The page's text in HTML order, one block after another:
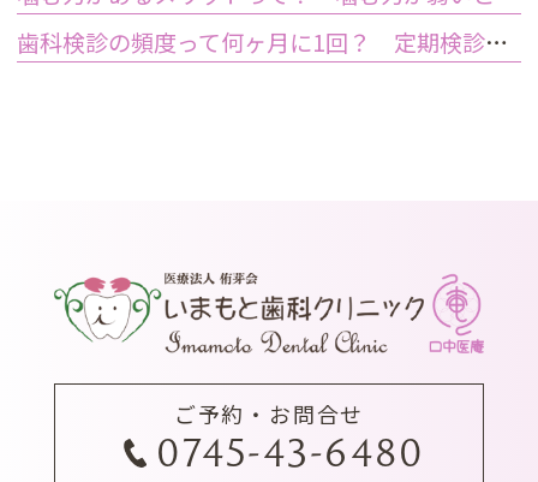
歯科検診の頻度って何ヶ月に1回？ 定期検診って何するの？
ご予約・お問合せ
0745-43-6480